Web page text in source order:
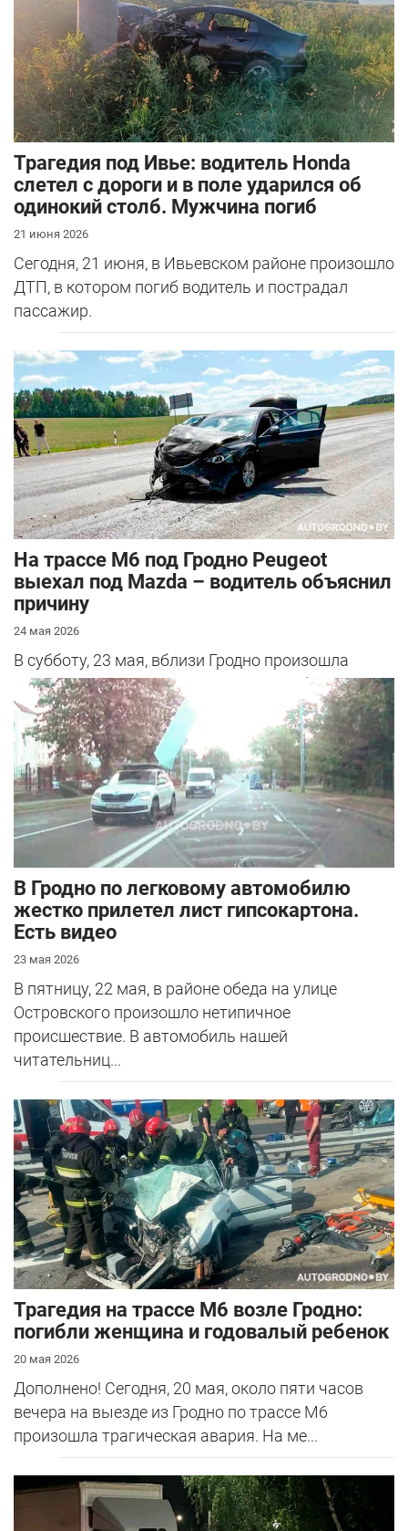
Трагедия под Ивье: водитель Honda
слетел с дороги и в поле ударился об
одинокий столб. Мужчина погиб
21 июня 2026
Сегодня, 21 июня, в Ивьевском районе произошло
ДТП, в котором погиб водитель и пострадал
пассажир.
На трассе М6 под Гродно Peugeot
выехал под Mazda – водитель объяснил
причину
24 мая 2026
В субботу, 23 мая, вблизи Гродно произошла
серьезная авария – столкнулись Mazda и
Peugeot. Читатель АвтоГродно поделился...
В Гродно по легковому автомобилю
жестко прилетел лист гипсокартона.
Есть видео
23 мая 2026
В пятницу, 22 мая, в районе обеда на улице
Островского произошло нетипичное
происшествие. В автомобиль нашей
читательниц...
Трагедия на трассе М6 возле Гродно:
погибли женщина и годовалый ребенок
20 мая 2026
Дополнено! Сегодня, 20 мая, около пяти часов
вечера на выезде из Гродно по трассе М6
произошла трагическая авария. На ме...